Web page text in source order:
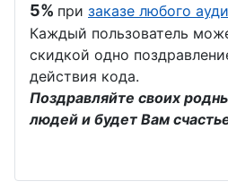
5% при заказе любого
Каждый пользователь
скидкой одно
действия кода.
Поздравляйте своих
людей и будет Вам